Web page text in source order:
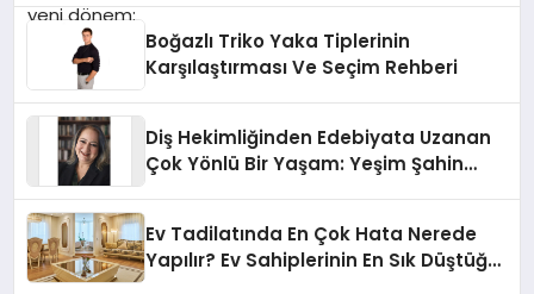
Boğazlı Triko Yaka Tiplerinin
Karşılaştırması Ve Seçim Rehberi
Diş Hekimliğinden Edebiyata Uzanan
Çok Yönlü Bir Yaşam: Yeşim Şahin
Ev Tadilatında En Çok Hata Nerede
Yapılır? Ev Sahiplerinin En Sık Düştüğü